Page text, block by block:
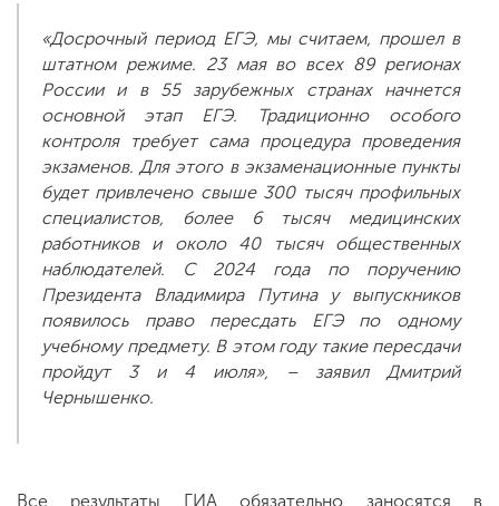
«Досрочный период ЕГЭ, мы считаем, прошел в
штатном режиме. 23 мая во всех 89 регионах
России и в 55 зарубежных странах начнется
основной этап ЕГЭ. Традиционно особого
контроля требует сама процедура проведения
экзаменов. Для этого в экзаменационные пункты
будет привлечено свыше 300 тысяч профильных
специалистов, более 6 тысяч медицинских
работников и около 40 тысяч общественных
наблюдателей. С 2024 года по поручению
Президента Владимира Путина у выпускников
появилось право пересдать ЕГЭ по одному
учебному предмету. В этом году такие пересдачи
пройдут 3 и 4 июля», – заявил Дмитрий
Чернышенко.
Все результаты ГИА обязательно заносятся в